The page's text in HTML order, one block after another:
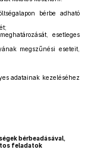
bérbe adható
esetleges
megszűnési eseteit,
adatainak kezeléséhez
bérbeadásával,
feladatok